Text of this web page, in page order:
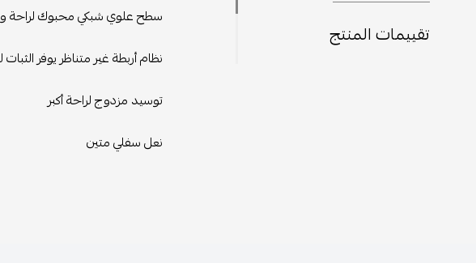
تقييمات المنتج
سطح علوي شبكي محبوك لراحة
نظام أربطة غير متناظر يوفر
توسيد مزدوج لراحة أكبر
نعل سفلي متين